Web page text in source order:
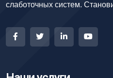
слаботочных систем.